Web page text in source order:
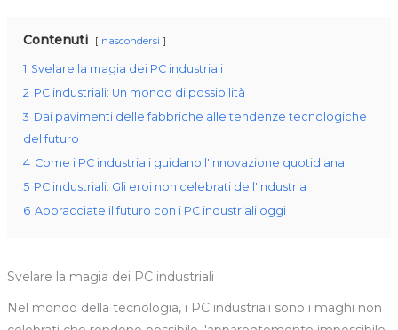
Contenuti nascondersi
1 Svelare la magia dei PC industriali
2 PC industriali: Un mondo di possibilità
3 Dai pavimenti delle fabbriche alle tendenze tecnologiche
del futuro
4 Come i PC industriali guidano l'innovazione quotidiana
5 PC industriali: Gli eroi non celebrati dell'industria
6 Abbracciate il futuro con i PC industriali oggi
Svelare la magia dei PC industriali
Nel mondo della tecnologia, i PC industriali sono i maghi non